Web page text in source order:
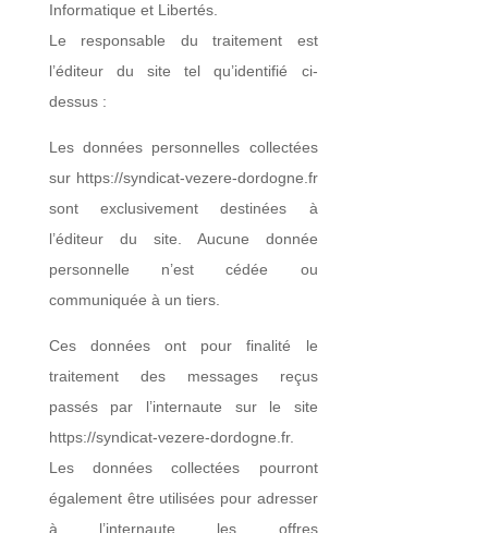
Informatique et Libertés.
Le responsable du traitement est
l’éditeur du site tel qu’identifié ci-
dessus :
Les données personnelles collectées
sur https://syndicat-vezere-dordogne.fr
sont exclusivement destinées à
l’éditeur du site. Aucune donnée
personnelle n’est cédée ou
communiquée à un tiers.
Ces données ont pour finalité le
traitement des messages reçus
passés par l’internaute sur le site
https://syndicat-vezere-dordogne.fr.
Les données collectées pourront
également être utilisées pour adresser
à l’internaute les offres